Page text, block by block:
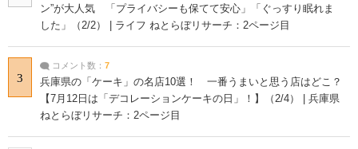
ン”が大人気 「プライバシーも保てて安心」「ぐっすり眠れま
した」（2/2） | ライフ ねとらぼリサーチ：2ページ目
3
コメント数： 7
兵庫県の「ケーキ」の名店10選！ 一番うまいと思う店はどこ？
【7月12日は「デコレーションケーキの日」！】（2/4） | 兵庫県
ねとらぼリサーチ：2ページ目